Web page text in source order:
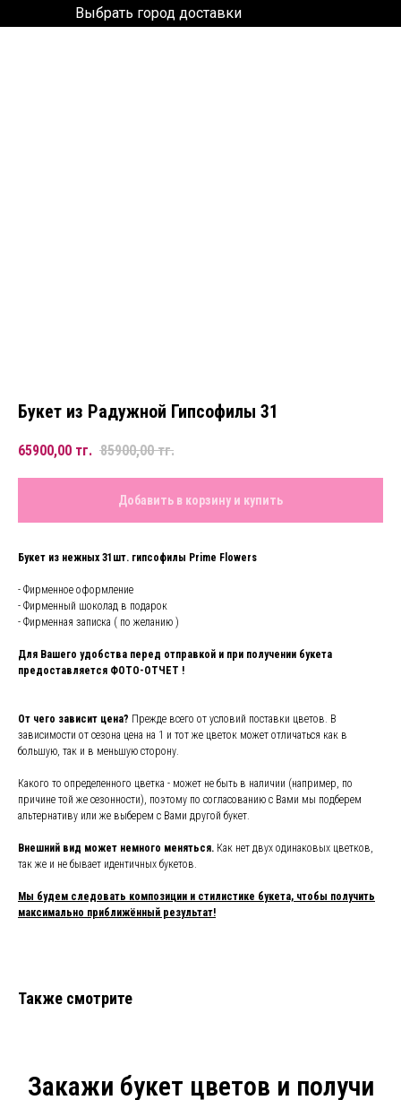
Выбрать город доставки
Букет из Радужной Гипсофилы 31
65900,00 тг. 85900,00 тг.
Добавить в корзину и купить
Букет из нежных 31шт. гипсофилы Prime Flowers
- Фирменное оформление
- Фирменный шоколад в подарок
- Фирменная записка ( по желанию )
Для Вашего удобства перед отправкой и при получении букета
предоставляется ФОТО-ОТЧЕТ !
От чего зависит цена? Прежде всего от условий поставки цветов. В
зависимости от сезона цена на 1 и тот же цветок может отличаться как в
большую, так и в меньшую сторону.
Какого то определенного цветка - может не быть в наличии (например, по
причине той же сезонности), поэтому по согласованию с Вами мы подберем
альтернативу или же выберем с Вами другой букет.
Внешний вид может немного меняться. Как нет двух одинаковых цветков,
так же и не бывает идентичных букетов.
Мы будем следовать композиции и стилистике букета, чтобы получить
максимально приближённый результат!
Также смотрите
Закажи букет цветов и получи